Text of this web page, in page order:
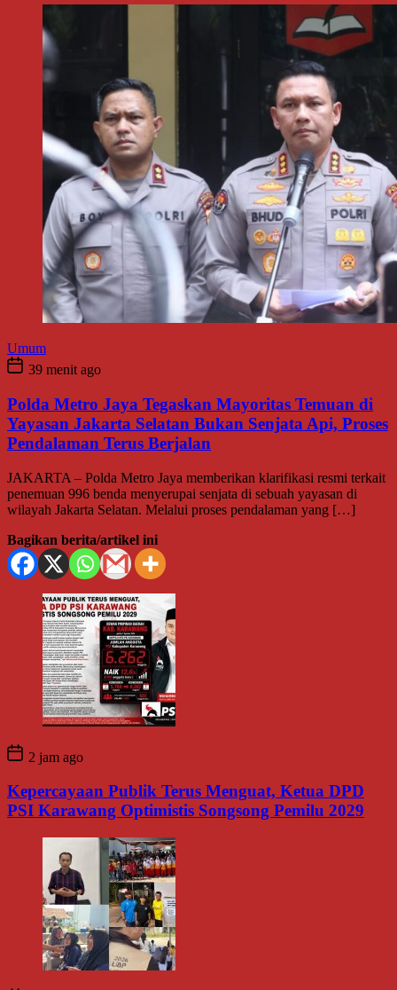
Umum
39 menit ago
Polda Metro Jaya Tegaskan Mayoritas Temuan di
Yayasan Jakarta Selatan Bukan Senjata Api, Proses
Pendalaman Terus Berjalan
JAKARTA – Polda Metro Jaya memberikan klarifikasi resmi terkait
penemuan 996 benda menyerupai senjata di sebuah yayasan di
wilayah Jakarta Selatan. Melalui proses pendalaman yang […]
Bagikan berita/artikel ini
2 jam ago
Kepercayaan Publik Terus Menguat, Ketua DPD
PSI Karawang Optimistis Songsong Pemilu 2029